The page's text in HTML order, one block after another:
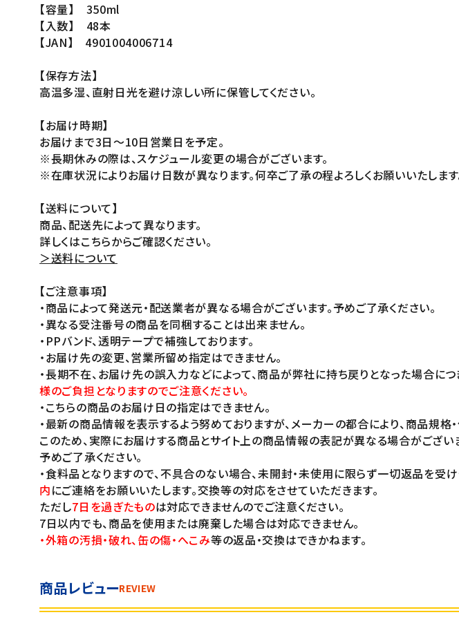
【容量】 350ml
【入数】 48本
【JAN】 4901004006714
【保存方法】
高温多湿、直射日光を避け涼しい所に保管してください。
【お届け時期】
お届けまで3日～10日営業日を予定。
※長期休みの際は、スケジュール変更の場合がございます。
※在庫状況によりお届け日数が異なります。何卒ご了承の程よろしくお願いいたします
【送料について】
商品、配送先によって異なります。
詳しくはこちらからご確認ください。
＞送料について
【ご注意事項】
・商品によって発送元・配送業者が異なる場合がございます。予めご了承ください。
・異なる受注番号の商品を同梱することは出来ません。
・PPバンド、透明テープで補強しております。
・お届け先の変更、営業所留め指定はできません。
・長期不在、お届け先の誤入力などによって、商品が弊社に持ち戻りとなった場合に
様のご負担となりますのでご注意ください。
・こちらの商品のお届け日の指定はできません。
・最新の商品情報を表示するよう努めておりますが、メーカーの都合により、商品規
このため、実際にお届けする商品とサイト上の商品情報の表記が異なる場合がござい
予めご了承ください。
・食料品となりますので、不具合のない場合、未開封・未使用に限らず一切返品を
内にご連絡をお願いいたします。交換等の対応をさせていただきます。
ただし7日を過ぎたものは対応できませんのでご注意ください。
7日以内でも、商品を使用または廃棄した場合は対応できません。
・外箱の汚損・破れ、缶の傷・へこみ等の返品・交換はできかねます。
商品レビューREVIEW